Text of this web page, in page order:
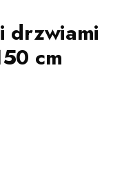
drzwiami
cm